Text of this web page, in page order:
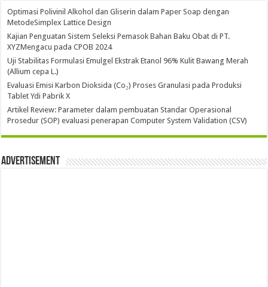
Optimasi Polivinil Alkohol dan Gliserin dalam Paper Soap dengan
MetodeSimplex Lattice Design
Kajian Penguatan Sistem Seleksi Pemasok Bahan Baku Obat di PT.
XYZMengacu pada CPOB 2024
Uji Stabilitas Formulasi Emulgel Ekstrak Etanol 96% Kulit Bawang Merah
(Allium cepa L.)
Evaluasi Emisi Karbon Dioksida (Co₂) Proses Granulasi pada Produksi
Tablet Ydi Pabrik X
Artikel Review: Parameter dalam pembuatan Standar Operasional
Prosedur (SOP) evaluasi penerapan Computer System Validation (CSV)
Advertisement